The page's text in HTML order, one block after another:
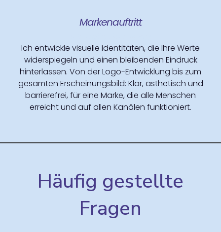
​Markenauftritt
Ich entwickle visuelle Identitäten, die Ihre Werte
widerspiegeln und einen bleibenden Eindruck
hinterlassen. Von der Logo-Entwicklung bis zum
gesamten Erscheinungsbild: Klar, ästhetisch und
barrierefrei, für eine Marke, die alle Menschen
erreicht und auf allen Kanälen funktioniert.
Häufig gestellte
Fragen